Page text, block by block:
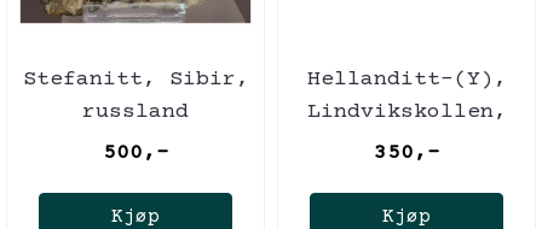
Stefanitt, Sibir,
russland
500,-
Kjøp
Hellanditt-(Y),
Lindvikskollen,
Norge
350,-
Kjøp